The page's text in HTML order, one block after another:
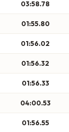
03:58.78
01:55.80
01:56.02
01:56.32
01:56.33
04:00.53
01:56.55